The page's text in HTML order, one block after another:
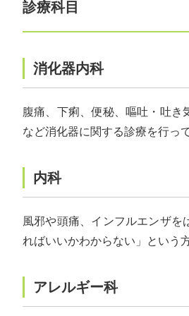
診療科目
消化器内科
腹痛、下痢、便秘、嘔吐・吐
など消化器に関する診療を行っ
内科
風邪や頭痛、インフルエンザ
ればいいかわからない」という
アレルギー科